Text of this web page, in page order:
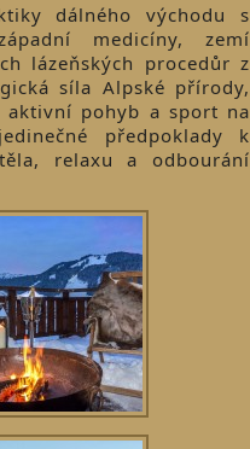
dálného východu s
medicíny, zemí
lázeňských procedůr z
síla Alpské přírody,
aktivní pohyb a sport na
předpoklady k
relaxu a odbourání